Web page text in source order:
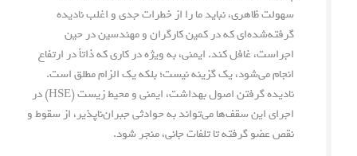
سهولت ظاهری، نباید ما را از خطرات جدی و اغلب نادیده
گرفته‌شده‌ای که در کمین کارگران و مهندسین در حین
اجراست، غافل کند. ایمنی، به ویژه در کاری که ذاتاً در ارتفاع
انجام می‌شود، یک گزینه نیست؛ بلکه یک الزام مطلق است.
نادیده گرفتن اصول بهداشت، ایمنی و محیط زیست (HSE) در
اجرای این سقف‌ها می‌تواند به حوادثی جبران‌ناپذیر، از سقوط و
نقص عضو گرفته تا تلفات جانی، منجر شود.